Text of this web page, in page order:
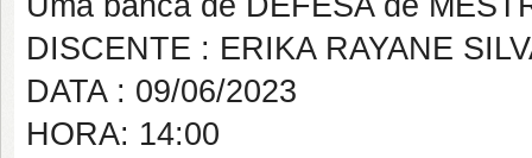
DISCENTE : ERIKA RAYANE
DATA : 09/06/2023
HORA: 14:00